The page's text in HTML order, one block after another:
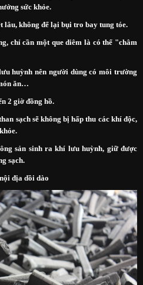
sức khỏe.
lâu, không để lại bụi tro bay tung tóe.
chỉ cần một que diêm là có thể "châm
huỳnh nên người dùng có môi trường
ăn…
2 giờ đồng hồ.
sạch sẽ không bị hấp thu các khí độc,
sản sinh ra khí lưu huỳnh, giữ được
sạch.
địa dồi dào